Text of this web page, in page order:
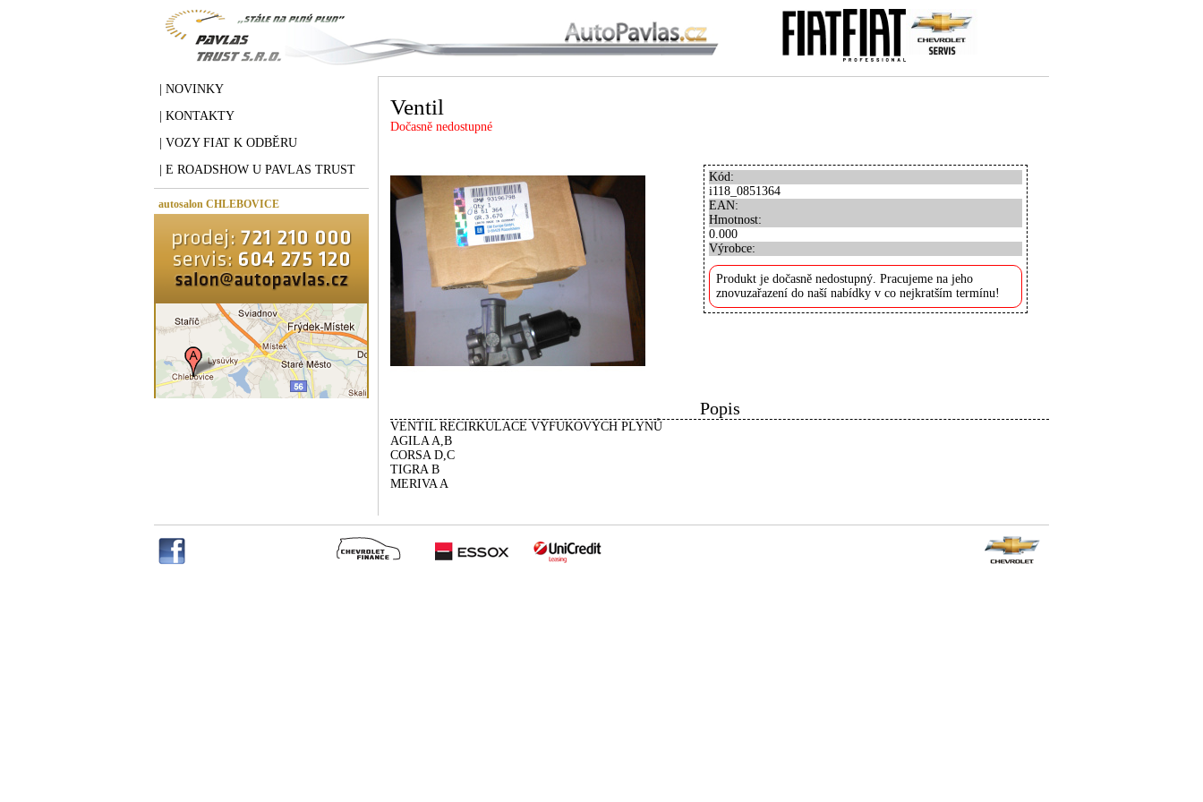
| NOVINKY
| KONTAKTY
| VOZY FIAT K ODBĚRU
| E ROADSHOW U PAVLAS TRUST
autosalon CHLEBOVICE
Ventil
Dočasně nedostupné
Kód:
i118_0851364
EAN:
Hmotnost:
0.000
Výrobce:
Produkt je dočasně nedostupný. Pracujeme na jeho
znovuzařazení do naší nabídky v co nejkratším termínu!
Popis
VENTIL RECIRKULACE VÝFUKOVÝCH PLYNŮ
AGILA A,B
CORSA D,C
TIGRA B
MERIVA A